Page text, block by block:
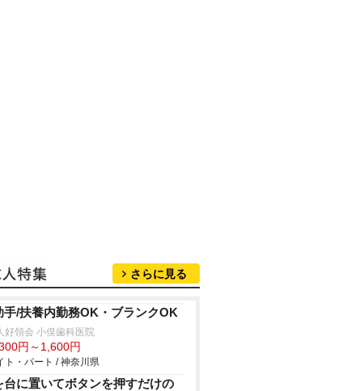
さらに見る
手/扶養内勤務OK・ブランクOK
好領会 小俣歯科医院
円～1,600円
ト・パート / 神奈川県
台に置いてボタンを押すだけの